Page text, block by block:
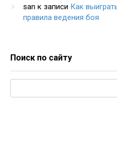
san к записи Как
правила ведения боя
Поиск по сайту